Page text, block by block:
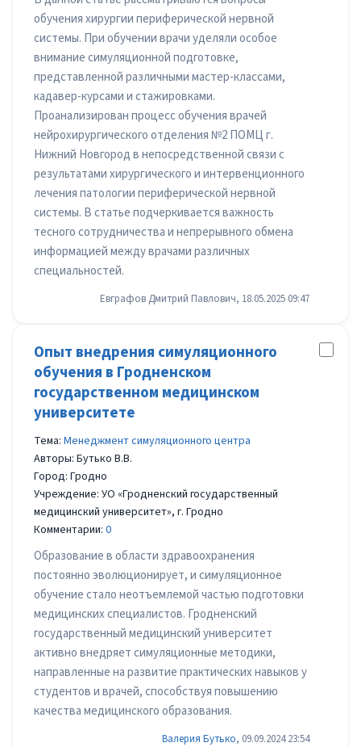
обучения хирургии периферической нервной
системы. При обучении врачи уделяли особое
внимание симуляционной подготовке,
представленной различными мастер-классами,
кадавер-курсами и стажировками.
Проанализирован процесс обучения врачей
нейрохирургического отделения №2 ПОМЦ г.
Нижний Новгород в непосредственной связи с
результатами хирургического и интервенционного
лечения патологии периферической нервной
системы. В статье подчеркивается важность
тесного сотрудничества и непрерывного обмена
информацией между врачами различных
специальностей.
Евграфов Дмитрий Павлович, 18.05.2025 09:47
Опыт внедрения симуляционного
обучения в Гродненском
государственном медицинском
университете
Тема: Менеджмент симуляционного центра
Авторы: Бутько В.В.
Город: Гродно
Учреждение: УО «Гродненский государственный
медицинский университет», г. Гродно
Комментарии: 0
Образование в области здравоохранения
постоянно эволюционирует, и симуляционное
обучение стало неотъемлемой частью подготовки
медицинских специалистов. Гродненский
государственный медицинский университет
активно внедряет симуляционные методики,
направленные на развитие практических навыков у
студентов и врачей, способствуя повышению
качества медицинского образования.
Валерия Бутько, 09.09.2024 23:54